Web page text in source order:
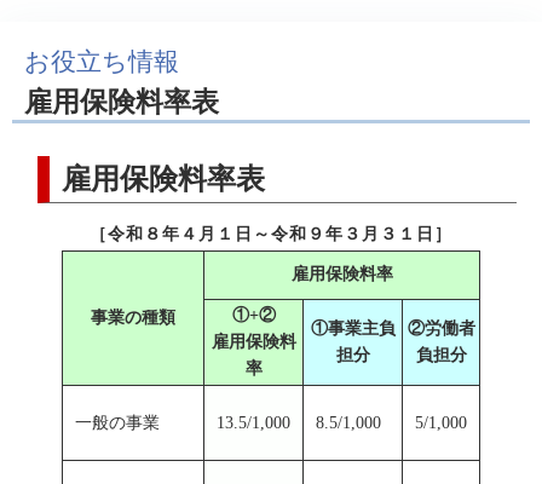
お役立ち情報
雇用保険料率表
雇用保険料率表
［令和８年４月１日～令和９年３月３１日］
事業の種類
雇用保険料率
①+②
雇用保険料
率
①事業主負
担分
②労働者
負担分
一般の事業 13.5/1,000 8.5/1,000 5/1,000